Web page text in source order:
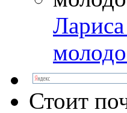
Стоит